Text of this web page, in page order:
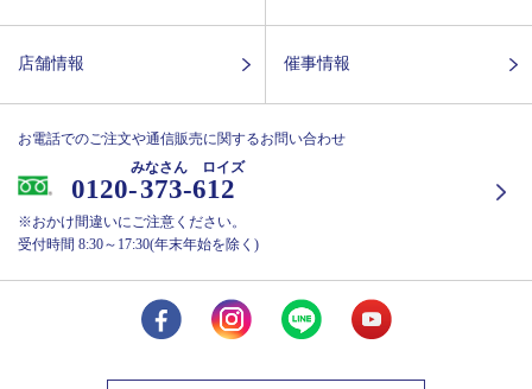
店舗情報 催事情報
お電話でのご注文や通信販売に関するお問い合わせ
0120-373-612
みなさん ロイズ
※おかけ間違いにご注意ください。
受付時間 8:30～17:30(年末年始を除く)